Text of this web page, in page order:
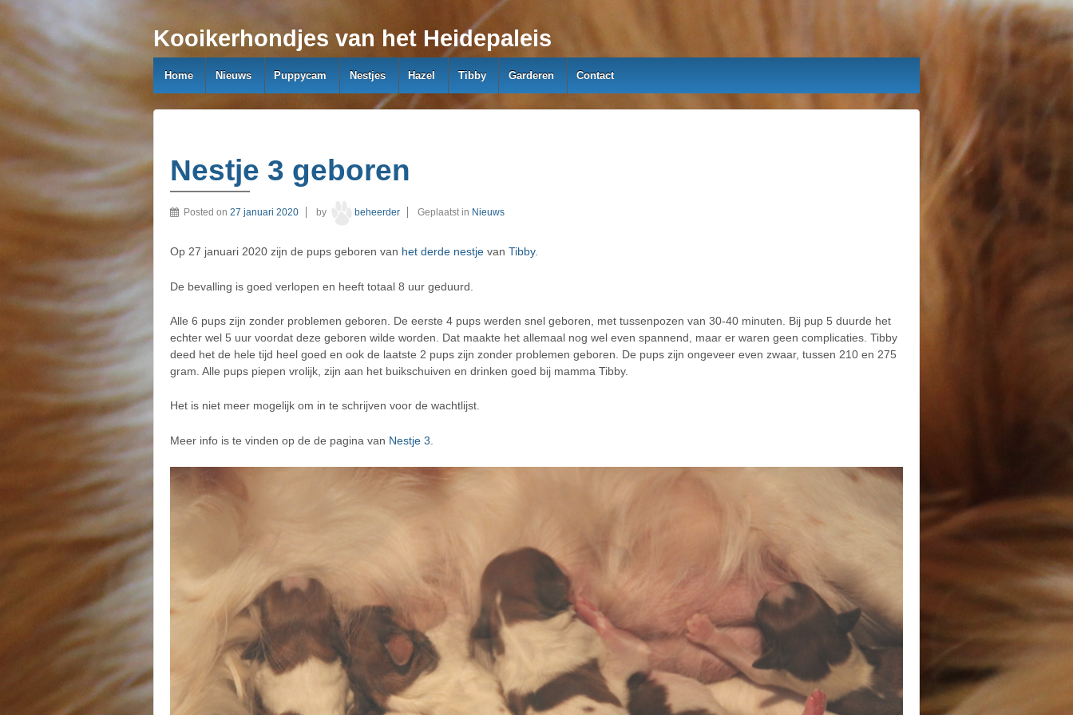
Kooikerhondjes van het Heidepaleis
Home Nieuws Puppycam Nestjes Hazel Tibby Garderen Contact
Nestje 3 geboren
Posted on 27 januari 2020 by beheerder Geplaatst in Nieuws
Op 27 januari 2020 zijn de pups geboren van het derde nestje van Tibby.
De bevalling is goed verlopen en heeft totaal 8 uur geduurd.
Alle 6 pups zijn zonder problemen geboren. De eerste 4 pups werden snel geboren, met tussenpozen van 30-40 minuten. Bij pup 5 duurde het
echter wel 5 uur voordat deze geboren wilde worden. Dat maakte het allemaal nog wel even spannend, maar er waren geen complicaties. Tibby
deed het de hele tijd heel goed en ook de laatste 2 pups zijn zonder problemen geboren. De pups zijn ongeveer even zwaar, tussen 210 en 275
gram. Alle pups piepen vrolijk, zijn aan het buikschuiven en drinken goed bij mamma Tibby.
Het is niet meer mogelijk om in te schrijven voor de wachtlijst.
Meer info is te vinden op de de pagina van Nestje 3